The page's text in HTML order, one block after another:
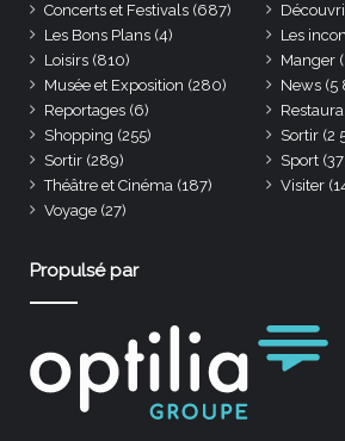
Concerts et Festivals (687)
Les Bons Plans (4) Les
Loisirs (810) Manger
Musée et Exposition (280) News (5
Reportages (6)
Shopping (255) Sortir (2
Sortir (289) Sport
Théâtre et Cinéma (187) Visiter
Voyage (27)
Propulsé par